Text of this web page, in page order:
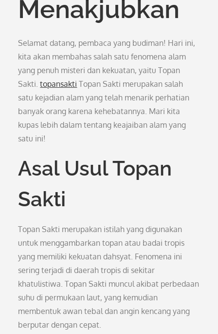
Menakjubkan
Selamat datang, pembaca yang budiman! Hari ini,
kita akan membahas salah satu fenomena alam
yang penuh misteri dan kekuatan, yaitu Topan
Sakti.topansakti Topan Sakti merupakan salah
satu kejadian alam yang telah menarik perhatian
banyak orang karena kehebatannya. Mari kita
kupas lebih dalam tentang keajaiban alam yang
satu ini!
Asal Usul Topan
Sakti
Topan Sakti merupakan istilah yang digunakan
untuk menggambarkan topan atau badai tropis
yang memiliki kekuatan dahsyat. Fenomena ini
sering terjadi di daerah tropis di sekitar
khatulistiwa. Topan Sakti muncul akibat perbedaan
suhu di permukaan laut, yang kemudian
membentuk awan tebal dan angin kencang yang
berputar dengan cepat.